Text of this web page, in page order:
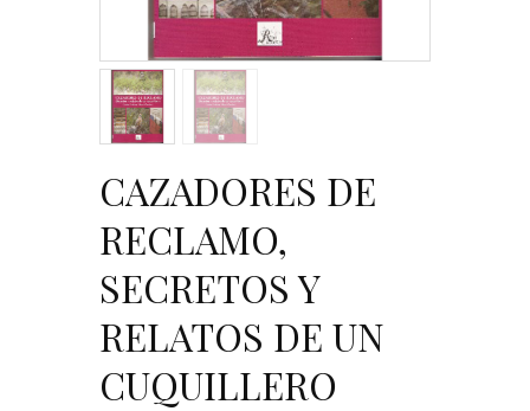
CAZADORES DE
RECLAMO,
SECRETOS Y
RELATOS DE UN
CUQUILLERO